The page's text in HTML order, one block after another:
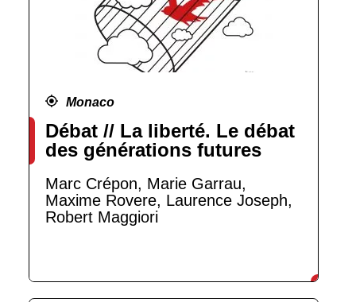
Monaco
Débat // La liberté. Le débat
des générations futures
Marc Crépon, Marie Garrau,
Maxime Rovere, Laurence Joseph,
Robert Maggiori